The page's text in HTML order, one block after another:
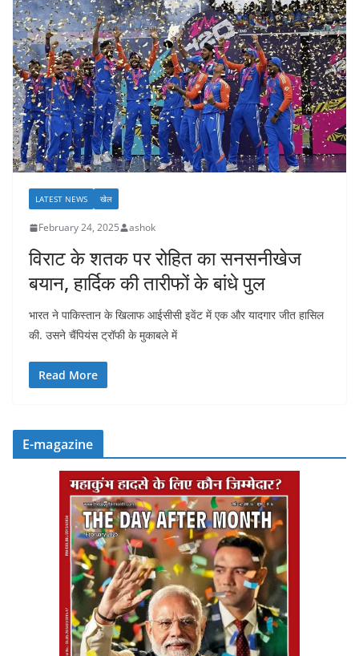
LATEST NEWS खेल
February 24, 2025 ashok
विराट के शतक पर रोहित का सनसनीखेज
बयान, हार्दिक की तारीफों के बांधे पुल
भारत ने पाकिस्तान के खिलाफ आईसीसी इवेंट में एक और यादगार जीत हासिल
की. उसने चैंपियंस ट्रॉफी के मुकाबले में
Read More
E-magazine